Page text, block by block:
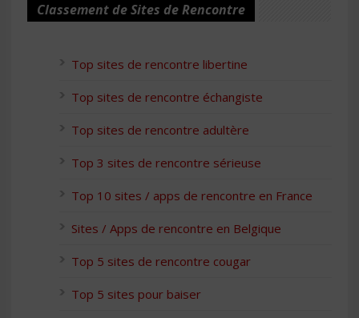
Classement de Sites de Rencontre
Top sites de rencontre libertine
Top sites de rencontre échangiste
Top sites de rencontre adultère
Top 3 sites de rencontre sérieuse
Top 10 sites / apps de rencontre en France
Sites / Apps de rencontre en Belgique
Top 5 sites de rencontre cougar
Top 5 sites pour baiser